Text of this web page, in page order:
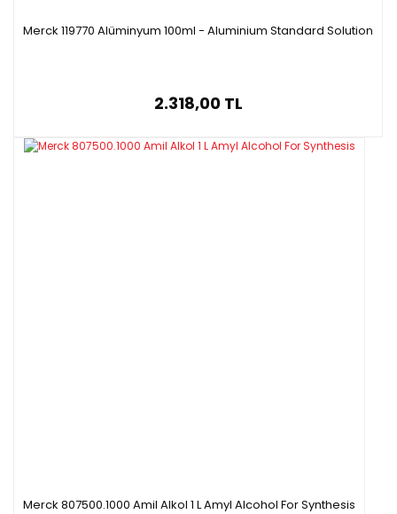
Merck 119770 Alüminyum 100ml - Aluminium Standard Solution
2.318,00 TL
Merck 807500.1000 Amil Alkol 1 L Amyl Alcohol For Synthesis